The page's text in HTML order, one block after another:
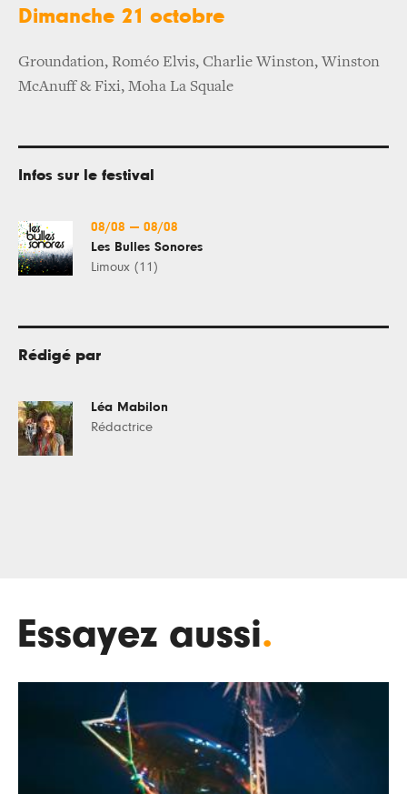
Dimanche 21 octobre
Groundation, Roméo Elvis, Charlie Winston, Winston
McAnuff & Fixi, Moha La Squale
Infos sur le festival
08/08 — 08/08
Les Bulles Sonores
Limoux (11)
Rédigé par
Léa Mabilon
Rédactrice
Essayez aussi.